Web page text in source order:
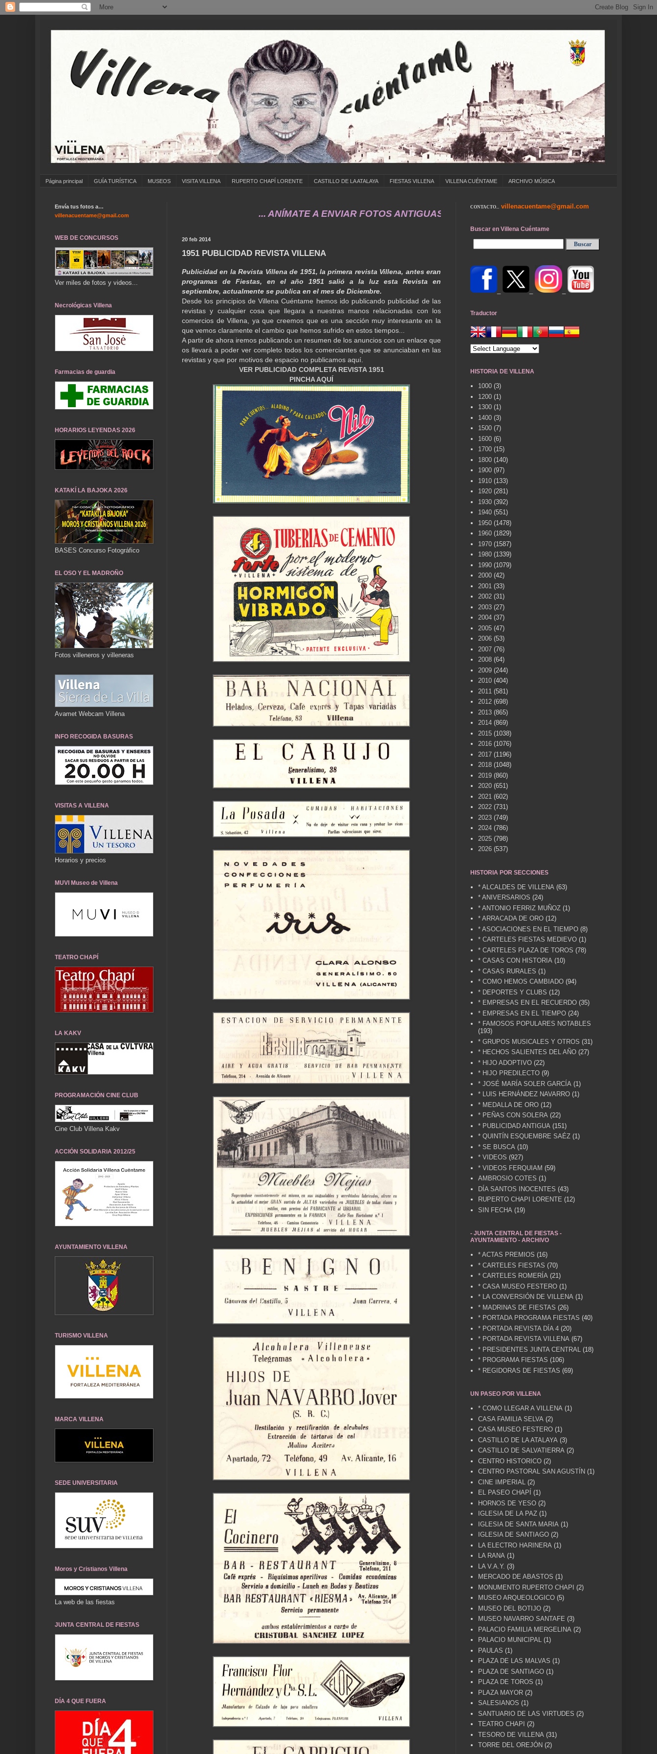
Página principal GUÍA TURÍSTICA MUSEOS VISITA VILLENA RUPERTO CHAPÍ LORENTE CASTILLO DE LA ATALAYA FIESTAS VILLENA VILLENA CUÉNTAME ARCHIVO MÚSICA
... ANÍMATE A ENVIAR FOTOS ANTIGUAS DE ... COLEGIOS ... CUMPLEAÑOS ... CARNAVAL ...
20 feb 2014
1951 PUBLICIDAD REVISTA VILLENA
Publicidad en la Revista Villena de 1951, la primera revista Villena, antes eran
programas de Fiestas, en el año 1951 salió a la luz esta Revista en
septiembre, actualmente se publica en el mes de Diciembre.
Desde los principios de Villena Cuéntame hemos ido publicando publicidad de las
revistas y cualquier cosa que llegara a nuestras manos relacionadas con los
comercios de Villena, ya que creemos que es una sección muy interesante en la
que vemos claramente el cambio que hemos sufrido en estos tiempos...
A partir de ahora iremos publicando un resumen de los anuncios con un enlace que
os llevará a poder ver completo todos los comerciantes que se anunciaban en las
revistas y que por motivos de espacio no publicamos aquí.
VER PUBLICIDAD COMPLETA REVISTA 1951
PINCHA AQUÍ
Envía tus fotos a…
villenacuentame@gmail.com
WEB DE CONCURSOS
Ver miles de fotos y videos...
Necrológicas Villena
Farmacias de guardia
HORARIOS LEYENDAS 2026
KATAKÍ LA BAJOKA 2026
BASES Concurso Fotográfico
EL OSO Y EL MADROÑO
Fotos villeneros y villeneras
Avamet Webcam Villena
INFO RECOGIDA BASURAS
VISITAS A VILLENA
Horarios y precios
MUVI Museo de Villena
TEATRO CHAPÍ
LA KAKV
PROGRAMACIÓN CINE CLUB
Cine Club Villena Kakv
ACCIÓN SOLIDARIA 2012/25
AYUNTAMIENTO VILLENA
TURISMO VILLENA
MARCA VILLENA
SEDE UNIVERSITARIA
Moros y Cristianos Villena
La web de las fiestas
JUNTA CENTRAL DE FIESTAS
DÍA 4 QUE FUERA
CONTACTO... villenacuentame@gmail.com
Buscar en Villena Cuéntame
Traductor
HISTORIA DE VILLENA
1000 (3)
1200 (1)
1300 (1)
1400 (3)
1500 (7)
1600 (6)
1700 (15)
1800 (140)
1900 (97)
1910 (133)
1920 (281)
1930 (392)
1940 (551)
1950 (1478)
1960 (1829)
1970 (1587)
1980 (1339)
1990 (1079)
2000 (42)
2001 (33)
2002 (31)
2003 (27)
2004 (37)
2005 (47)
2006 (53)
2007 (76)
2008 (64)
2009 (244)
2010 (404)
2011 (581)
2012 (698)
2013 (865)
2014 (869)
2015 (1038)
2016 (1076)
2017 (1196)
2018 (1048)
2019 (860)
2020 (651)
2021 (602)
2022 (731)
2023 (749)
2024 (786)
2025 (798)
2026 (537)
HISTORIA POR SECCIONES
* ALCALDES DE VILLENA (63)
* ANIVERSARIOS (24)
* ANTONIO FERRIZ MUÑOZ (1)
* ARRACADA DE ORO (12)
* ASOCIACIONES EN EL TIEMPO (8)
* CARTELES FIESTAS MEDIEVO (1)
* CARTELES PLAZA DE TOROS (78)
* CASAS CON HISTORIA (10)
* CASAS RURALES (1)
* COMO HEMOS CAMBIADO (94)
* DEPORTES Y CLUBS (12)
* EMPRESAS EN EL RECUERDO (35)
* EMPRESAS EN EL TIEMPO (24)
* FAMOSOS POPULARES NOTABLES
(193)
* GRUPOS MUSICALES Y OTROS (31)
* HECHOS SALIENTES DEL AÑO (27)
* HIJO ADOPTIVO (22)
* HIJO PREDILECTO (9)
* JOSÉ MARÍA SOLER GARCÍA (1)
* LUIS HERNÁNDEZ NAVARRO (1)
* MEDALLA DE ORO (12)
* PEÑAS CON SOLERA (22)
* PUBLICIDAD ANTIGUA (151)
* QUINTÍN ESQUEMBRE SAÉZ (1)
* SE BUSCA (10)
* VIDEOS (927)
* VIDEOS FERQUIAM (59)
AMBROSIO COTES (1)
DÍA SANTOS INOCENTES (43)
RUPERTO CHAPI LORENTE (12)
SIN FECHA (19)
- JUNTA CENTRAL DE FIESTAS -
AYUNTAMIENTO - ARCHIVO
* ACTAS PREMIOS (16)
* CARTELES FIESTAS (70)
* CARTELES ROMERÍA (21)
* CASA MUSEO FESTERO (1)
* LA CONVERSIÓN DE VILLENA (1)
* MADRINAS DE FIESTAS (26)
* PORTADA PROGRAMA FIESTAS (40)
* PORTADA REVISTA DÍA 4 (20)
* PORTADA REVISTA VILLENA (67)
* PRESIDENTES JUNTA CENTRAL
(18)
* PROGRAMA FIESTAS (106)
* REGIDORAS DE FIESTAS (69)
UN PASEO POR VILLENA
* COMO LLEGAR A VILLENA (1)
CASA FAMILIA SELVA (2)
CASA MUSEO FESTERO (1)
CASTILLO DE LA ATALAYA (3)
CASTILLO DE SALVATIERRA (2)
CENTRO HISTORICO (2)
CENTRO PASTORAL SAN AGUSTÍN (1)
CINE IMPERIAL
(2)
EL PASEO CHAPÍ
(1)
HORNOS DE YESO (2)
IGLESIA DE LA PAZ (1)
IGLESIA DE SANTA MARIA (1)
IGLESIA DE SANTIAGO (2)
LA ELECTRO HARINERA (1)
LA RANA (1)
LA V.A.Y. (3)
MERCADO DE ABASTOS (1)
MONUMENTO RUPERTO CHAPI
(2)
MUSEO ARQUEOLOGICO (5)
MUSEO DEL BOTIJO (2)
MUSEO NAVARRO SANTAFE (3)
PALACIO FAMILIA MERGELINA (2)
PALACIO MUNICIPAL (1)
PAULAS (1)
PLAZA DE LAS MALVAS (1)
PLAZA DE SANTIAGO (1)
PLAZA DE TOROS (1)
PLAZA MAYOR (2)
SALESIANOS (1)
SANTUARIO DE LAS VIRTUDES (2)
TEATRO CHAPI
(2)
TESORO DE VILLENA (31)
TORRE DEL OREJÓN (2)